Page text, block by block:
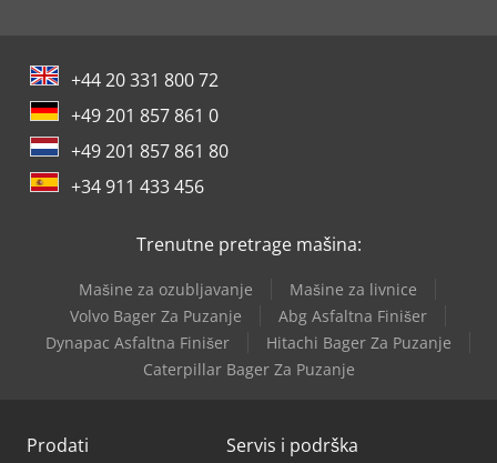
+44 20 331 800 72
+49 201 857 861 0
+49 201 857 861 80
+34 911 433 456
Trenutne pretrage mašina:
Mašine za ozubljavanje
Mašine za livnice
Volvo Bager Za Puzanje
Abg Asfaltna Finišer
Dynapac Asfaltna Finišer
Hitachi Bager Za Puzanje
Caterpillar Bager Za Puzanje
Prodati Servis i podrška